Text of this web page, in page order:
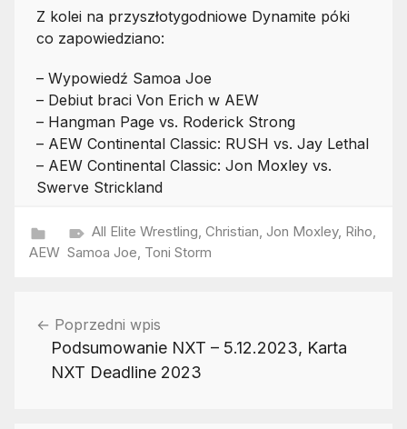
Z kolei na przyszłotygodniowe Dynamite póki
co zapowiedziano:
– Wypowiedź Samoa Joe
– Debiut braci Von Erich w AEW
– Hangman Page vs. Roderick Strong
– AEW Continental Classic: RUSH vs. Jay Lethal
– AEW Continental Classic: Jon Moxley vs.
Swerve Strickland
AEW
All Elite Wrestling ,Christian ,Jon Moxley, Riho
Samoa Joe Toni Storm
wpisu
Poprzedni wpis
Podsumowanie NXT – 5.12.2023, Karta
NXT Deadline 2023